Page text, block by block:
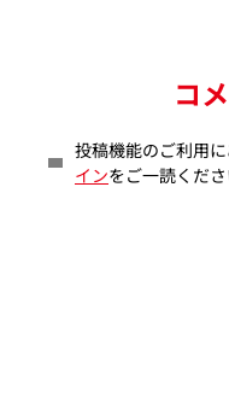
コ
投稿機能のご利用
インをご一読くださ